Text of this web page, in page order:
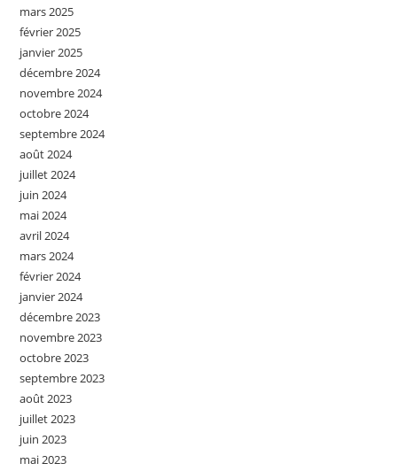
mars 2025
février 2025
janvier 2025
décembre 2024
novembre 2024
octobre 2024
septembre 2024
août 2024
juillet 2024
juin 2024
mai 2024
avril 2024
mars 2024
février 2024
janvier 2024
décembre 2023
novembre 2023
octobre 2023
septembre 2023
août 2023
juillet 2023
juin 2023
mai 2023